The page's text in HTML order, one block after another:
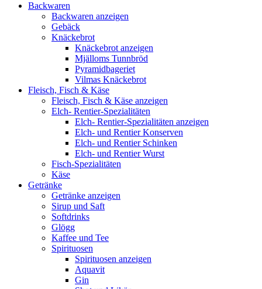
Backwaren
Backwaren anzeigen
Gebäck
Knäckebrot
Knäckebrot anzeigen
Mjälloms Tunnbröd
Pyramidbageriet
Vilmas Knäckebrot
Fleisch, Fisch & Käse
Fleisch, Fisch & Käse anzeigen
Elch- Rentier-Spezialitäten
Elch- Rentier-Spezialitäten anzeigen
Elch- und Rentier Konserven
Elch- und Rentier Schinken
Elch- und Rentier Wurst
Fisch-Spezialitäten
Käse
Getränke
Getränke anzeigen
Sirup und Saft
Softdrinks
Glögg
Kaffee und Tee
Spirituosen
Spirituosen anzeigen
Aquavit
Gin